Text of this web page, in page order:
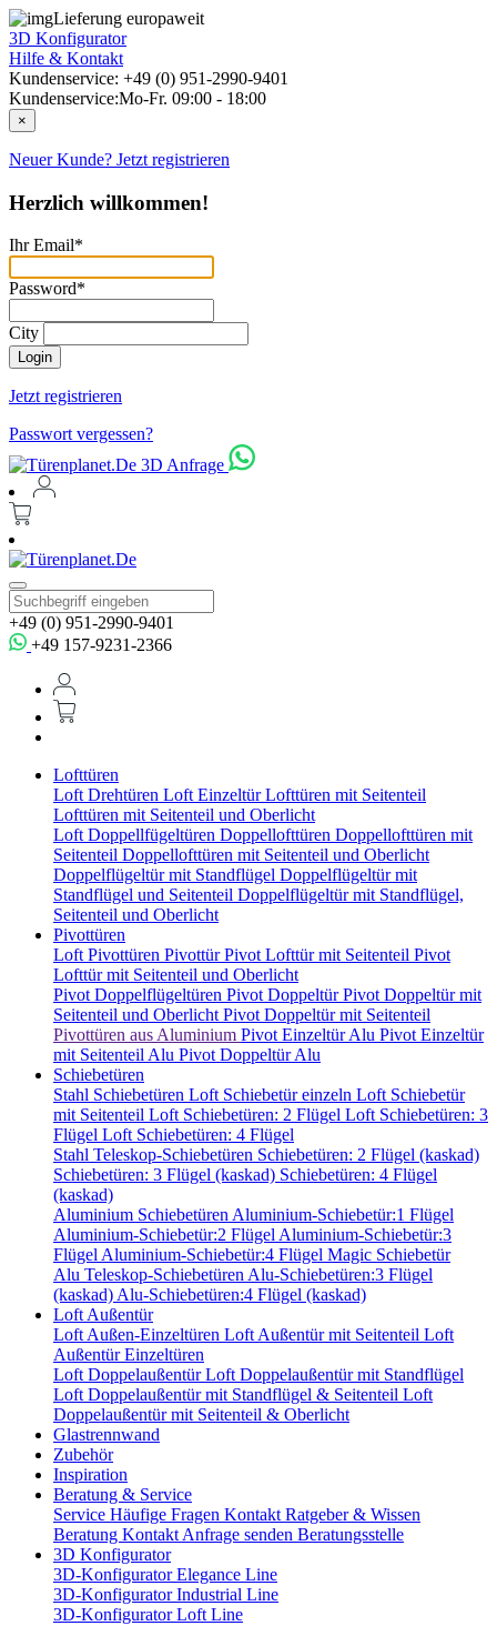
Lieferung europaweit
3D Konfigurator
Hilfe & Kontakt
Kundenservice: +49 (0) 951-2990-9401
Kundenservice:Mo-Fr. 09:00 - 18:00
×
Neuer Kunde? Jetzt registrieren
Herzlich willkommen!
Ihr Email*
Password*
City
Login
Jetzt registrieren
Passwort vergessen?
3D Anfrage
+49 (0) 951-2990-9401
+49 157-9231-2366
Lofttüren
Loft Drehtüren Loft EinzeltürLofttüren mit Seitenteil
Lofttüren mit Seitenteil und Oberlicht
Loft Doppellfügeltüren Doppellofttüren Doppellofttüren mit
Seitenteil Doppellofttüren mit Seitenteil und Oberlicht
Doppelflügeltür mit Standflügel Doppelflügeltür mit
Standflügel und Seitenteil Doppelflügeltür mit Standflügel,
Seitenteil und Oberlicht
Pivottüren
Loft Pivottüren PivottürPivot Lofttür mit Seitenteil Pivot
Lofttür mit Seitenteil und Oberlicht
Pivot Doppelflügeltüren Pivot DoppeltürPivot Doppeltür mit
Seitenteil und OberlichtPivot Doppeltür mit Seitenteil
Pivottüren aus Aluminium Pivot Einzeltür Alu Pivot Einzeltür
mit Seitenteil Alu Pivot Doppeltür Alu
Schiebetüren
Stahl Schiebetüren Loft Schiebetür einzeln Loft Schiebetür
mit Seitenteil Loft Schiebetüren: 2 Flügel Loft Schiebetüren: 3
Flügel Loft Schiebetüren: 4 Flügel
Stahl Teleskop-Schiebetüren Schiebetüren: 2 Flügel (kaskad)
Schiebetüren: 3 Flügel (kaskad) Schiebetüren: 4 Flügel
(kaskad)
Aluminium SchiebetürenAluminium-Schiebetür:1 Flügel
Aluminium-Schiebetür:2 FlügelAluminium-Schiebetür:3
FlügelAluminium-Schiebetür:4 Flügel Magic Schiebetür
Alu Teleskop-SchiebetürenAlu-Schiebetüren:3 Flügel
(kaskad)Alu-Schiebetüren:4 Flügel (kaskad)
Loft Außentür
Loft Außen-Einzeltüren Loft Außentür mit Seitenteil Loft
Außentür Einzeltüren
Loft DoppelaußentürLoft Doppelaußentür mit Standflügel
Loft Doppelaußentür mit Standflügel & Seitenteil Loft
Doppelaußentür mit Seitenteil & Oberlicht
Glastrennwand
Zubehör
Inspiration
Beratung & Service
Service Häufige Fragen KontaktRatgeber & Wissen
Beratung KontaktAnfrage senden Beratungsstelle
3D Konfigurator
3D-Konfigurator Elegance Line
3D-Konfigurator Industrial Line
3D-Konfigurator Loft Line